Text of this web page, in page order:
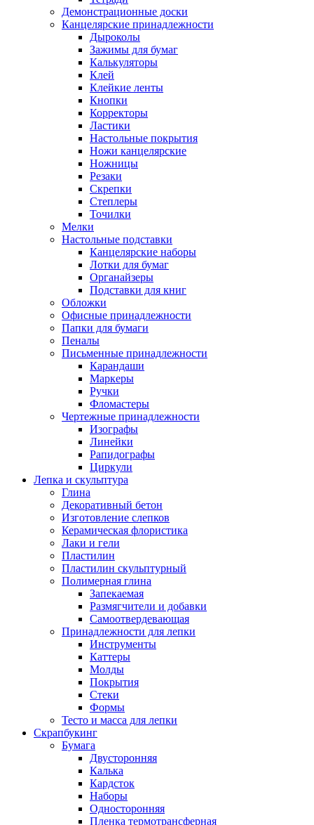
Демонстрационные доски
Канцелярские принадлежности
Дыроколы
Зажимы для бумаг
Калькуляторы
Клей
Клейкие ленты
Кнопки
Корректоры
Ластики
Настольные покрытия
Ножи канцелярские
Ножницы
Резаки
Скрепки
Степлеры
Точилки
Мелки
Настольные подставки
Канцелярские наборы
Лотки для бумаг
Органайзеры
Подставки для книг
Обложки
Офисные принадлежности
Папки для бумаги
Пеналы
Письменные принадлежности
Карандаши
Маркеры
Ручки
Фломастеры
Чертежные принадлежности
Изографы
Линейки
Рапидографы
Циркули
Лепка и скульптура
Глина
Декоративный бетон
Изготовление слепков
Керамическая флористика
Лаки и гели
Пластилин
Пластилин скульптурный
Полимерная глина
Запекаемая
Размягчители и добавки
Самоотвердевающая
Принадлежности для лепки
Инструменты
Каттеры
Молды
Покрытия
Стеки
Формы
Тесто и масса для лепки
Скрапбукинг
Бумага
Двусторонняя
Калька
Кардсток
Наборы
Односторонняя
Пленка термотрансферная